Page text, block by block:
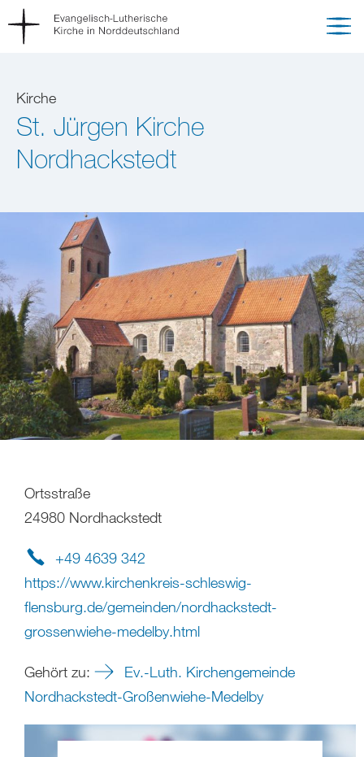
Kirche
St. Jürgen Kirche
Nordhackstedt
Ortsstraße
24980 Nordhackstedt
+49 4639 342
https://www.kirchenkreis-schleswig-
flensburg.de/gemeinden/nordhackstedt-
grossenwiehe-medelby.html
Gehört zu:
Ev.-Luth. Kirchengemeinde
Nordhackstedt-Großenwiehe-Medelby